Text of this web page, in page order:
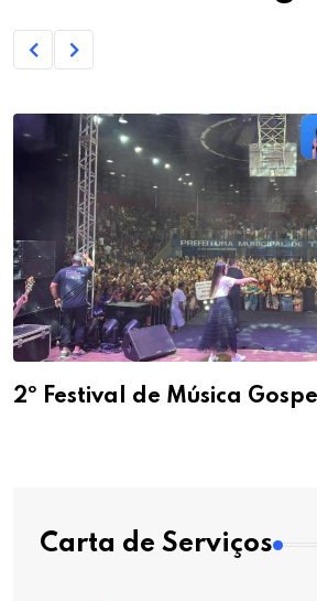
2º Festival de Música
Carta de Serviços